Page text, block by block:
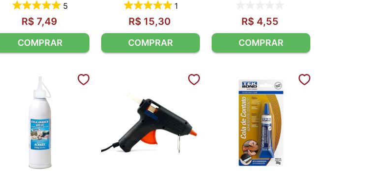
5
R$ 7,49
COMPRAR
1
R$ 15,30
COMPRAR
R$ 4,55
COMPRAR